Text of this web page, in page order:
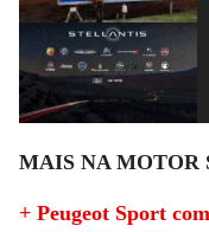
MAIS NA MOTOR
+ Peugeot Sport